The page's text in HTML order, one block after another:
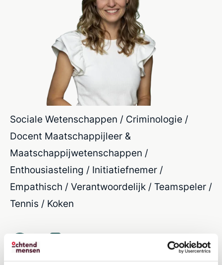
Sociale Wetenschappen / Criminologie /
Docent Maatschappijleer &
Maatschappijwetenschappen /
Enthousiasteling / Initiatiefnemer /
Empathisch / Verantwoordelijk / Teamspeler /
Tennis / Koken